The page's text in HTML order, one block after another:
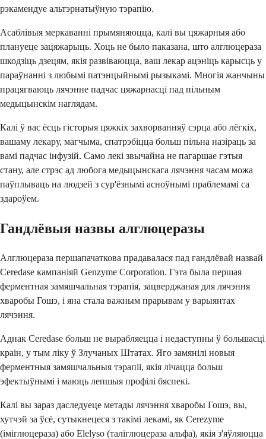
рэкамендуе альтэрнатыўную тэрапію.
Асаблівыя меркаванні прымяняюцца, калі вы цяжарныя або
плануеце зацяжарыць. Хоць не было паказана, што алглюцераза
шкодзіць дзецям, якія развіваюцца, ваш лекар ацэніць карысць у
параўнанні з любымі патэнцыйнымі рызыкамі. Многія жанчыны
працягваюць лячэнне падчас цяжарнасці пад пільным
медыцынскім наглядам.
Калі ў вас ёсць гісторыя цяжкіх захворванняў сэрца або лёгкіх,
вашаму лекару, магчыма, спатрэбіцца больш пільна назіраць за
вамі падчас інфузій. Само лекі звычайна не пагаршае гэтыя
стану, але стрэс ад любога медыцынскага лячэння часам можа
паўплываць на людзей з сур'ёзнымі асноўнымі праблемамі са
здароўем.
Гандлёвыя назвы алглюцеразы
Алглюцераза першапачаткова прадавалася пад гандлёвай назвай
Ceredase кампаніяй Genzyme Corporation. Гэта была першая
ферментная замяшчальная тэрапія, зацверджаная для лячэння
хваробы Гошэ, і яна стала важным прарывам у варыянтах
лячэння.
Аднак Ceredase больш не вырабляецца і недаступны ў большасці
краін, у тым ліку ў Злучаных Штатах. Яго замянілі новыя
ферментныя замяшчальныя тэрапіі, якія лічацца больш
эфектыўнымі і маюць лепшыя профілі бяспекі.
Калі вы зараз даследуеце метады лячэння хваробы Гошэ, вы,
хутчэй за ўсё, сутыкнецеся з такімі лекамі, як Cerezyme
(іміглюцераза) або Elelyso (таліглюцераза альфа), якія з'яўляюцца